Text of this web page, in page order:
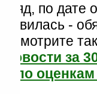
по дате
-
за
по оценкам